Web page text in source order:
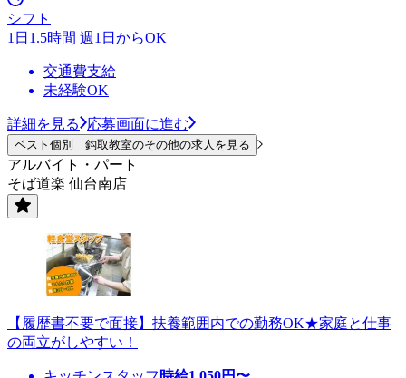
シフト
1日1.5時間 週1日からOK
交通費支給
未経験OK
詳細を見る 応募画面に進む
ベスト個別 鈎取教室のその他の求人を見る
アルバイト・パート
そば道楽 仙台南店
【履歴書不要で面接】扶養範囲内での勤務OK★家庭と仕事
の両立がしやすい！